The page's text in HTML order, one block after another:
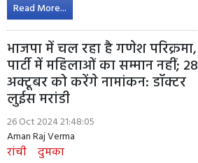
Read More...
भाजपा में चल रहा है गणेश परिक्रमा,
पार्टी में महिलाओं का सम्मान नहीं; 28
अक्टूबर को करेंगे नामांकन: डॉक्टर
लुईस मरांडी
26 Oct 2024 21:48:05
Aman Raj Verma
रांची दुमका